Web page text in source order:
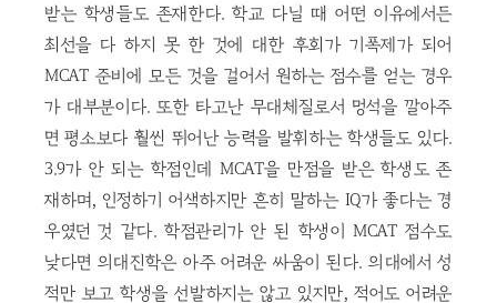
받는 학생들도 존재한다. 학교 다닐 때 어떤 이유에서든
최선을 다 하지 못 한 것에 대한 후회가 기폭제가 되어
MCAT 준비에 모든 것을 걸어서 원하는 점수를 얻는 경우
가 대부분이다. 또한 타고난 무대체질로서 멍석을 깔아주
면 평소보다 훨씬 뛰어난 능력을 발휘하는 학생들도 있다.
3.9가 안 되는 학점인데 MCAT을 만점을 받은 학생도 존
재하며, 인정하기 어색하지만 흔히 말하는 IQ가 좋다는 경
우였던 것 같다. 학점관리가 안 된 학생이 MCAT 점수도
낮다면 의대진학은 아주 어려운 싸움이 된다. 의대에서 성
적만 보고 학생을 선발하지는 않고 있지만, 적어도 어려운